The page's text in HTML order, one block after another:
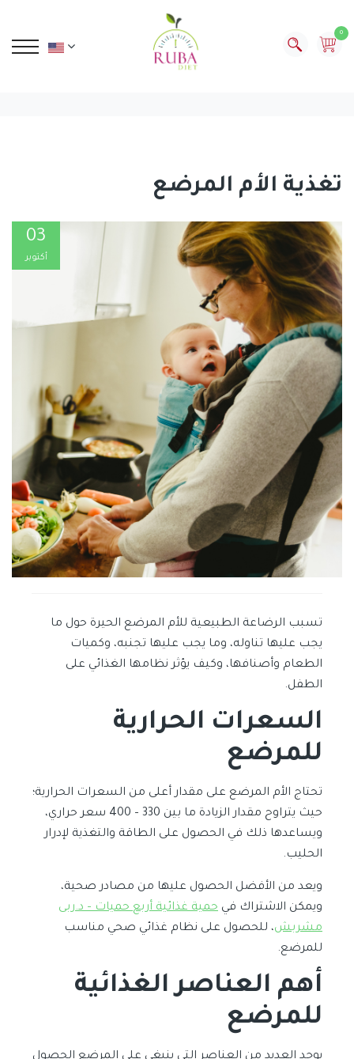
0
تغذية الأم المرضع
03
أكتوبر
تسبب الرضاعة الطبيعية للأم المرضع الحيرة حول ما
يجب عليها تناوله، وما يجب عليها تجنبه، وكميات
الطعام وأصنافها، وكيف يؤثر نظامها الغذائي على
الطفل.
السعرات الحرارية
للمرضع
تحتاج الأم المرضع على مقدار أعلى من السعرات الحرارية؛
حيث يتراوح مقدار الزيادة ما بين 330 – 400 سعر حراري،
ويساعدها ذلك في الحصول على الطاقة والتغذية لإدرار
الحليب.
ويعد من الأفضل الحصول عليها من مصادر صحية،
ويمكن الاشتراك في حمية غذائية أربع حميات – د.ربى
مشربش، للحصول على نظام غذائي صحي مناسب
للمرضع.
أهم العناصر الغذائية
للمرضع